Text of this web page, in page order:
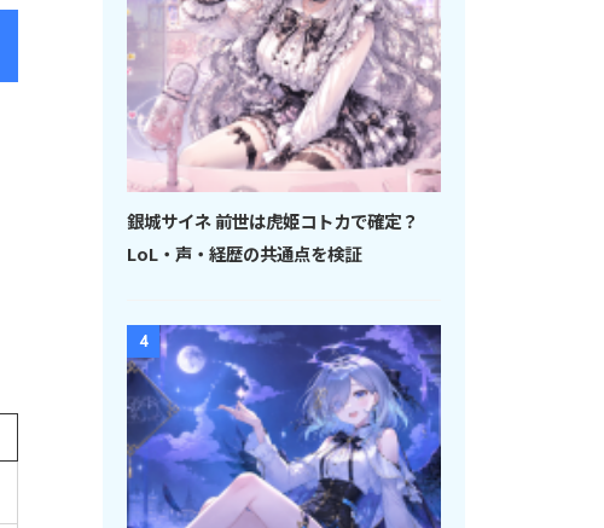
銀城サイネ 前世は虎姫コトカで確定？
LoL・声・経歴の共通点を検証
4